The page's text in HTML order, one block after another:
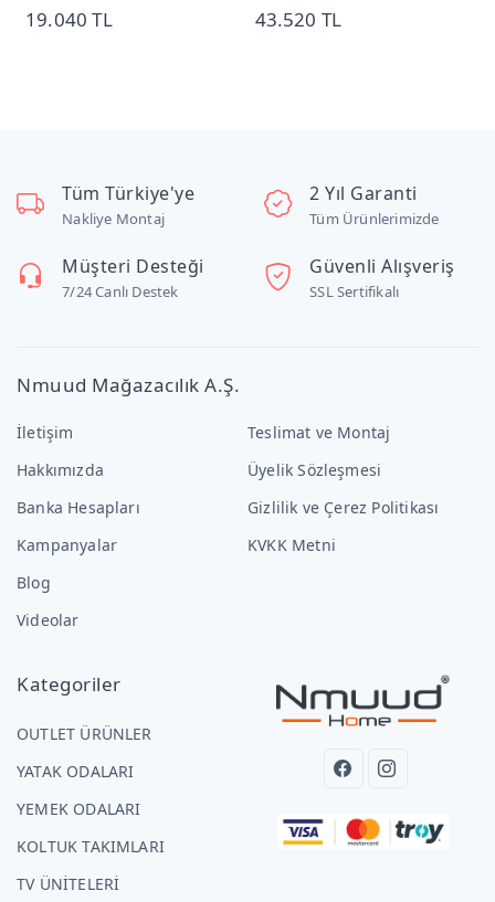
19.040 TL 43.520 TL
Tüm Türkiye'ye
Nakliye Montaj
2 Yıl Garanti
Tüm Ürünlerimizde
Müşteri Desteği
7/24 Canlı Destek
Güvenli Alışveriş
SSL Sertifikalı
Nmuud Mağazacılık A.Ş.
İletişim
Hakkımızda
Banka Hesapları
Kampanyalar
Blog
Videolar
Teslimat ve Montaj
Üyelik Sözleşmesi
Gizlilik ve Çerez Politikası
KVKK Metni
Kategoriler
OUTLET ÜRÜNLER
YATAK ODALARI
YEMEK ODALARI
KOLTUK TAKIMLARI
TV ÜNİTELERİ